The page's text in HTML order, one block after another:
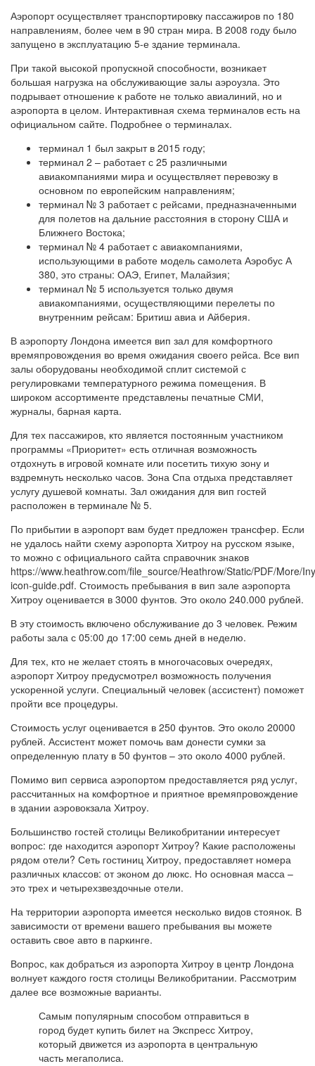
Аэропорт осуществляет транспортировку пассажиров по 180
направлениям, более чем в 90 стран мира. В 2008 году было
запущено в эксплуатацию 5-е здание терминала.
При такой высокой пропускной способности, возникает
большая нагрузка на обслуживающие залы аэроузла. Это
подрывает отношение к работе не только авиалиний, но и
аэропорта в целом. Интерактивная схема терминалов есть на
официальном сайте. Подробнее о терминалах.
терминал 1 был закрыт в 2015 году;
терминал 2 – работает с 25 различными
авиакомпаниями мира и осуществляет перевозку в
основном по европейским направлениям;
терминал № 3 работает с рейсами, предназначенными
для полетов на дальние расстояния в сторону США и
Ближнего Востока;
терминал № 4 работает с авиакомпаниями,
использующими в работе модель самолета Аэробус А
380, это страны: ОАЭ, Египет, Малайзия;
терминал № 5 используется только двумя
авиакомпаниями, осуществляющими перелеты по
внутренним рейсам: Бритиш авиа и Айберия.
В аэропорту Лондона имеется вип зал для комфортного
времяпровождения во время ожидания своего рейса. Все вип
залы оборудованы необходимой сплит системой с
регулировками температурного режима помещения. В
широком ассортименте представлены печатные СМИ,
журналы, барная карта.
Для тех пассажиров, кто является постоянным участником
программы «Приоритет» есть отличная возможность
отдохнуть в игровой комнате или посетить тихую зону и
вздремнуть несколько часов. Зона Спа отдыха представляет
услугу душевой комнаты. Зал ожидания для вип гостей
расположен в терминале № 5.
По прибытии в аэропорт вам будет предложен трансфер. Если
не удалось найти схему аэропорта Хитроу на русском языке,
то можно с официального сайта справочник знаков
https://www.heathrow.com/file_source/Heathrow/Static/PDF/More/
icon-guide.pdf. Стоимость пребывания в вип зале аэропорта
Хитроу оценивается в 3000 фунтов. Это около 240.000 рублей.
В эту стоимость включено обслуживание до 3 человек. Режим
работы зала с 05:00 до 17:00 семь дней в неделю.
Для тех, кто не желает стоять в многочасовых очередях,
аэропорт Хитроу предусмотрел возможность получения
ускоренной услуги. Специальный человек (ассистент) поможет
пройти все процедуры.
Стоимость услуг оценивается в 250 фунтов. Это около 20000
рублей. Ассистент может помочь вам донести сумки за
определенную плату в 50 фунтов – это около 4000 рублей.
Помимо вип сервиса аэропортом предоставляется ряд услуг,
рассчитанных на комфортное и приятное времяпровождение
в здании аэровокзала Хитроу.
Большинство гостей столицы Великобритании интересует
вопрос: где находится аэропорт Хитроу? Какие расположены
рядом отели? Сеть гостиниц Хитроу, предоставляет номера
различных классов: от эконом до люкс. Но основная масса –
это трех и четырехзвездочные отели.
На территории аэропорта имеется несколько видов стоянок. В
зависимости от времени вашего пребывания вы можете
оставить свое авто в паркинге.
Вопрос, как добраться из аэропорта Хитроу в центр Лондона
волнует каждого гостя столицы Великобритании. Рассмотрим
далее все возможные варианты.
Самым популярным способом отправиться в
город будет купить билет на Экспресс Хитроу,
который движется из аэропорта в центральную
часть мегаполиса.